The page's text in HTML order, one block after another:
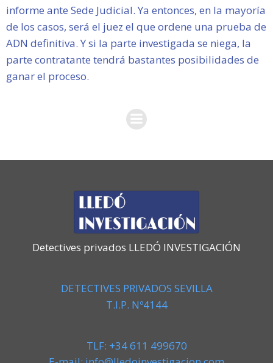
informe ante Sede Judicial. Ya entonces, en la mayoría
de los casos, será el juez el que ordene una prueba de
ADN definitiva. Y si la parte investigada se niega, la
parte contratante tendrá bastantes posibilidades de
ganar el proceso.
Detectives privados LLEDÓ INVESTIGACIÓN
DETECTIVES PRIVADOS SEVILLA
T.I.P. Nº4144
TLF: +34 611 499670